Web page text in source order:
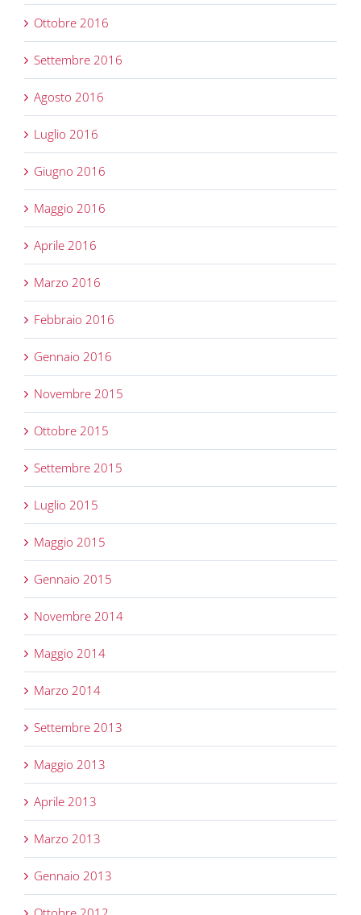
Ottobre 2016
Settembre 2016
Agosto 2016
Luglio 2016
Giugno 2016
Maggio 2016
Aprile 2016
Marzo 2016
Febbraio 2016
Gennaio 2016
Novembre 2015
Ottobre 2015
Settembre 2015
Luglio 2015
Maggio 2015
Gennaio 2015
Novembre 2014
Maggio 2014
Marzo 2014
Settembre 2013
Maggio 2013
Aprile 2013
Marzo 2013
Gennaio 2013